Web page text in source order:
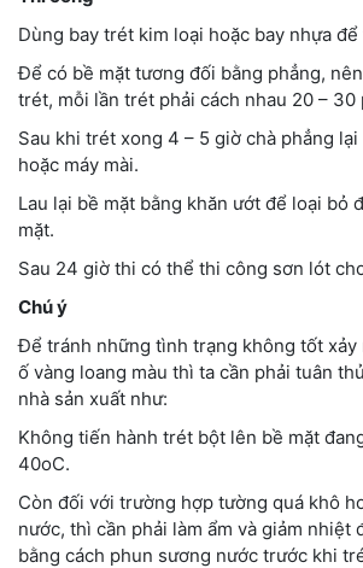
Dùng bay trét kim loại hoặc bay nhựa
Để có bề mặt tương đối bằng phẳng,
trét, mỗi lần trét phải cách nhau 20 – 30
Sau khi trét xong 4 – 5 giờ chà phẳng lại
hoặc máy mài.
Lau lại bề mặt bằng khăn ướt để loại bỏ
mặt.
Sau 24 giờ thi có thể thi công sơn lót
Chú ý
Để tránh những tình trạng không tốt xảy
ố vàng loang màu thì ta cần phải tuân
nhà sản xuất như:
Không tiến hành trét bột lên bề mặt
40oC.
Còn đối với trường hợp tường quá khô
nước, thì cần phải làm ẩm và giảm nhiệt
bằng cách phun sương nước trước khi